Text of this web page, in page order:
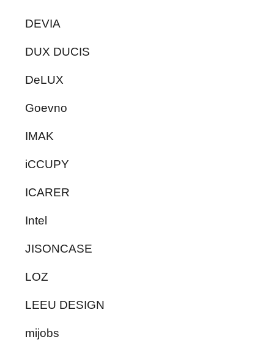
DEVIA
DUX DUCIS
DeLUX
Goevno
IMAK
iCCUPY
ICARER
Intel
JISONCASE
LOZ
LEEU DESIGN
mijobs